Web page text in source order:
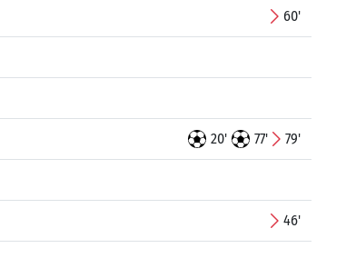
60'
20' 77' 79'
46'